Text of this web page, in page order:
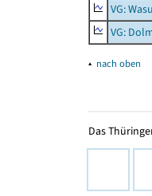
VG:
VG:
▴ nach oben
Das